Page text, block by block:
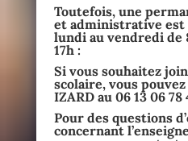
Toutefois, une
et administrative est
lundi au vendredi de
17h :
Si vous souhaitez
scolaire, vous
IZARD au 06 13 06 78
Pour des questions
concernant